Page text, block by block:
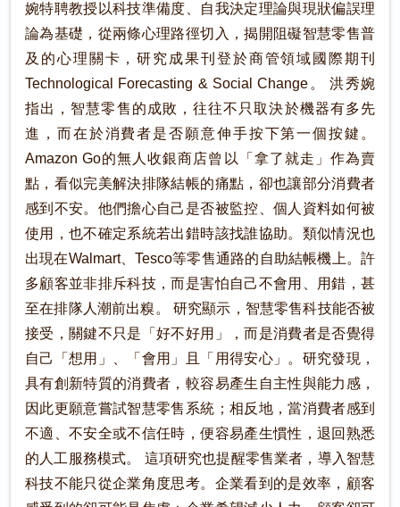
婉特聘教授以科技準備度、自我決定理論與現狀偏誤理
論為基礎，從兩條心理路徑切入，揭開阻礙智慧零售普
及的心理關卡，研究成果刊登於商管領域國際期刊
Technological Forecasting & Social Change。 洪秀婉
指出，智慧零售的成敗，往往不只取決於機器有多先
進，而在於消費者是否願意伸手按下第一個按鍵。
Amazon Go的無人收銀商店曾以「拿了就走」作為賣
點，看似完美解決排隊結帳的痛點，卻也讓部分消費者
感到不安。他們擔心自己是否被監控、個人資料如何被
使用，也不確定系統若出錯時該找誰協助。類似情況也
出現在Walmart、Tesco等零售通路的自助結帳機上。許
多顧客並非排斥科技，而是害怕自己不會用、用錯，甚
至在排隊人潮前出糗。 研究顯示，智慧零售科技能否被
接受，關鍵不只是「好不好用」，而是消費者是否覺得
自己「想用」、「會用」且「用得安心」。研究發現，
具有創新特質的消費者，較容易產生自主性與能力感，
因此更願意嘗試智慧零售系統；相反地，當消費者感到
不適、不安全或不信任時，便容易產生慣性，退回熟悉
的人工服務模式。 這項研究也提醒零售業者，導入智慧
科技不能只從企業角度思考。企業看到的是效率，顧客